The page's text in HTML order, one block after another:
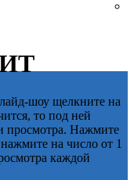
шоу щелкните на
то под ней
просмотра. Нажмите
на число от 1
каждой